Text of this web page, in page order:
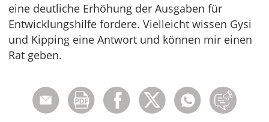
eine deutliche Erhöhung der Ausgaben für
Entwicklungshilfe fordere. Vielleicht wissen Gysi
und Kipping eine Antwort und können mir einen
Rat geben.